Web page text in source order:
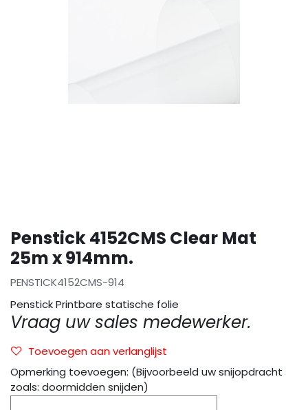
Penstick 4152CMS Clear Mat
25m x 914mm.
PENSTICK4152CMS-914
Penstick Printbare statische folie
Vraag uw sales medewerker.
Toevoegen aan verlanglijst
Opmerking toevoegen: (Bijvoorbeeld uw snijopdracht
zoals: doormidden snijden)